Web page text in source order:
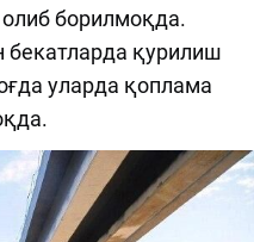
борилмоқда.
бекатларда қурилиш
уларда қоплама